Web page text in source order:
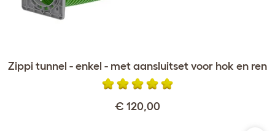
Zippi tunnel - enkel - met aansluitset voor hok en ren
€ 120,00